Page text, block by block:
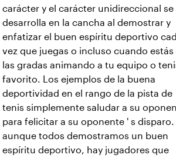
carácter y el carácter unidireccional se
desarrolla en la cancha al demostrar y
enfatizar el buen espíritu deportivo
vez que juegas o incluso cuando estás
las gradas animando a tu equipo o
favorito. Los ejemplos de la buena
deportividad en el rango de la pista de
tenis simplemente saludar a su
para felicitar a su oponente ' s disparo.
aunque todos demostramos un buen
espíritu deportivo, hay jugadores que